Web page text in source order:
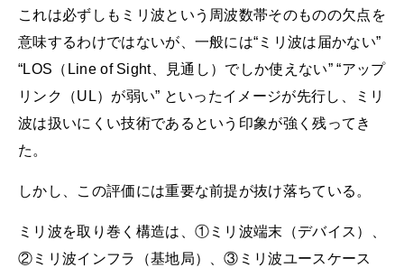
これは必ずしもミリ波という周波数帯そのものの欠点を
意味するわけではないが、一般には“ミリ波は届かない”
“LOS（Line of Sight、見通し）でしか使えない” “アップ
リンク（UL）が弱い” といったイメージが先行し、ミリ
波は扱いにくい技術であるという印象が強く残ってき
た。
しかし、この評価には重要な前提が抜け落ちている。
ミリ波を取り巻く構造は、①ミリ波端末（デバイス）、
②ミリ波インフラ（基地局）、③ミリ波ユースケース